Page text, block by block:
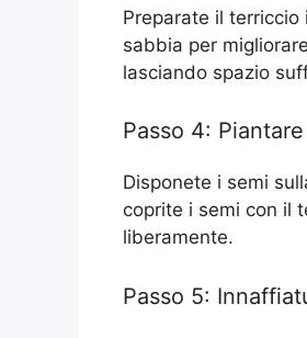
Preparate il terriccio
sabbia per
lasciando spazio
Passo 4:
Disponete i semi
coprite i semi con il
liberamente.
Passo 5: